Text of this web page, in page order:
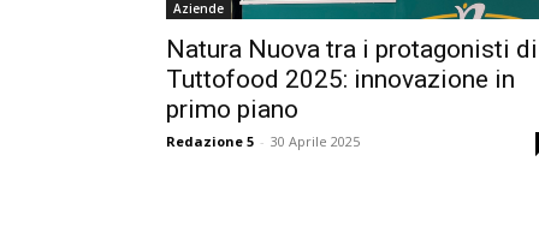
Aziende
Natura Nuova tra i protagonisti di
Tuttofood 2025: innovazione in
primo piano
Redazione 5 - 30 Aprile 2025